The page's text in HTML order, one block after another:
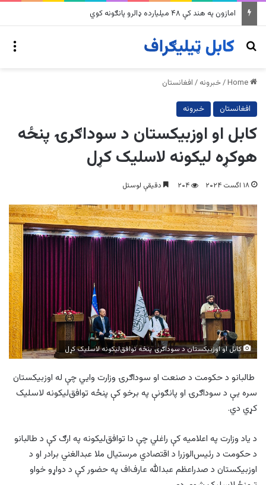
په وینزویلا کې زورورو زلزلو پراخ زیانونه اړولي
Search for
/خبرونه / افغانستان
افغانستان خبرونه
کابل او اوزبیکستان د سوداګرۍ پنځه
هوکړه لیکونه لاسلیک کړل
۱۸ اگست ۲۰۲۴ ۲۰۴ دقیقې لوستل
کابل او اوزبیکستان د سوداګرۍ پنځه توافق‌لیکونه لاسلیک کړل
طالبانو د حکومت د صنعت او سوداګرۍ وزارت وايي چې له اوزبیکستان
سره یې د سوداګرۍ او پانګونې په برخو کې پنځه توافق‌لیکونه لاسلیک
کړي دي.
د یاد وزارت په اعلامیه کې راغلي چې دا توافق‌لیکونه په ارګ کې د طالبانو
د حکومت د رئیس‌الوزرا د اقتصادي‌ مرستیال ملا عبدالغني برادر او د
اوزبیکستان د صدراعظم عبدالله عارف‌اف په حضور کې د دواړو خواو